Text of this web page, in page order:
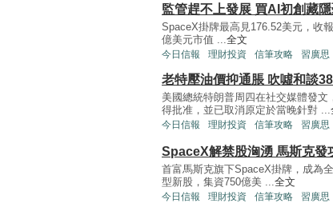
監管趕不上發展 買AI初創藏
SpaceX掛牌最高見176.52美元，收
億美元市值 ... 全文
今日信報 理財投資 信筆攻略 習廣思
老特壓油價抑通脹 吹噓和談
美國總統特朗普周四在社交媒體發
得批准，並已取消原定於當晚針對 ...
今日信報 理財投資 信筆攻略 習廣思
SpaceX解禁股洶湧 馬斯克發
首富馬斯克旗下SpaceX掛牌，成為
型新股，集資750億美 ... 全文
今日信報 理財投資 信筆攻略 習廣思